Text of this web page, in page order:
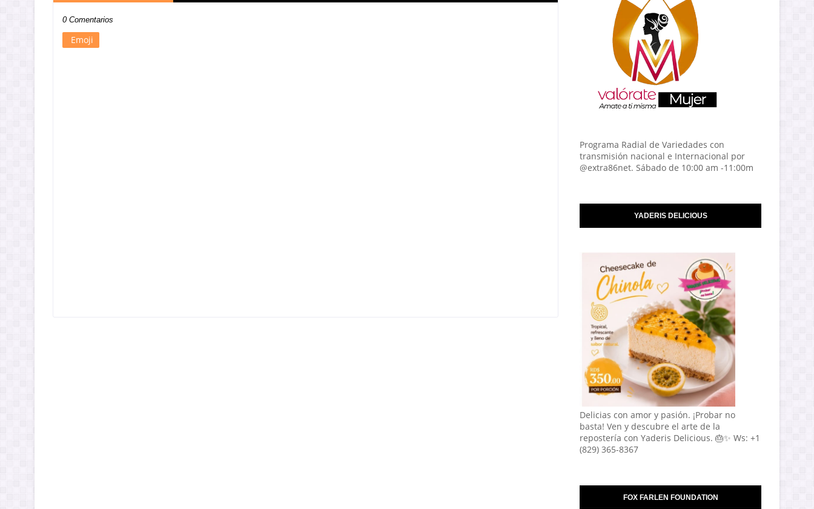
0 Comentarios
Emoji
Programa Radial de Variedades con
transmisión nacional e Internacional por
@extra86net. Sábado de 10:00 am -11:00m
YADERIS DELICIOUS
Delicias con amor y pasión. ¡Probar no
basta! Ven y descubre el arte de la
repostería con Yaderis Delicious. 🎂✨ Ws: +1
(829) 365-8367
FOX FARLEN FOUNDATION